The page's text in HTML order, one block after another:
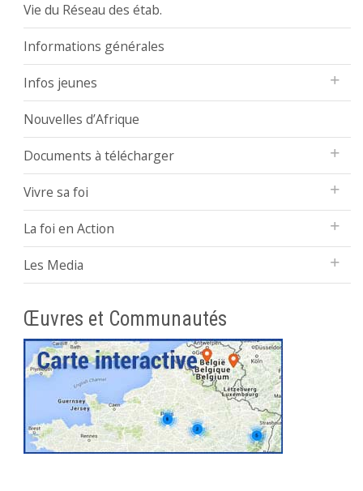
Vie du Réseau des étab.
Informations générales
Infos jeunes
Nouvelles d’Afrique
Documents à télécharger
Vivre sa foi
La foi en Action
Les Media
Œuvres et Communautés